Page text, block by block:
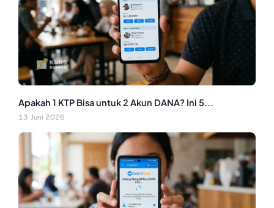
Apakah 1 KTP Bisa untuk 2 Akun DANA? Ini 5...
13 Juni 2026